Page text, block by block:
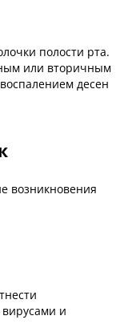
полости рта.
или вторичным
десен
возникновения
и